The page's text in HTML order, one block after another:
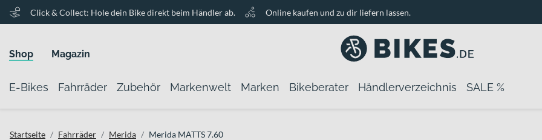
Click & Collect: Hole dein Bike direkt beim Händler ab. Online kaufen und zu dir liefern lassen.
Shop Magazin
E-Bikes Fahrräder Zubehör Markenwelt Marken Bikeberater Händlerverzeichnis SALE %
Startseite Fahrräder Merida Merida MATTS 7.60